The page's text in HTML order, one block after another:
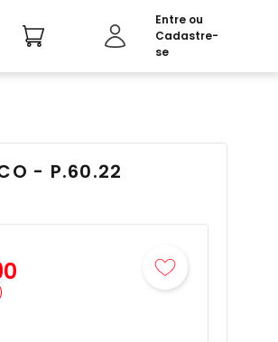
- P.60.22